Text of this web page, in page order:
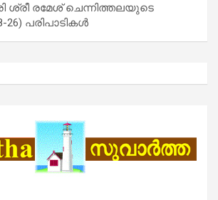
ശ്രീ രമേശ് ചെന്നിത്തലയുടെ
26) പരിപാടികൾ